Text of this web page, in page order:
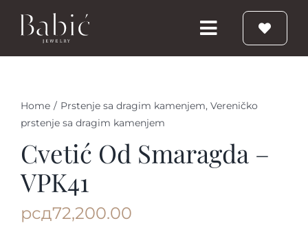
Toggle
Navigation
Burme
Vereničko prstenje
Home / Prstenje sa dragim kamenjem, Vereničko
prstenje sa dragim kamenjem
Cvetić Od Smaragda –
VPK41
рсд72,200.00